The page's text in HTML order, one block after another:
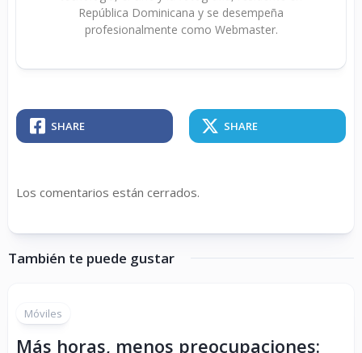
República Dominicana y se desempeña
profesionalmente como Webmaster.
SHARE SHARE
Los comentarios están cerrados.
También te puede gustar
Móviles
Más horas, menos preocupaciones: